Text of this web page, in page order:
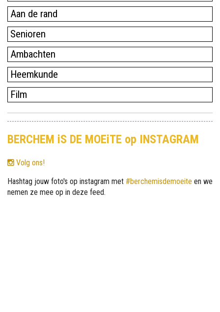
Aan de rand
Senioren
Ambachten
Heemkunde
Film
BERCHEM iS DE MOEiTE op INSTAGRAM
Volg ons!
Hashtag jouw foto's op instagram met #berchemisdemoeite en we
nemen ze mee op in deze feed.